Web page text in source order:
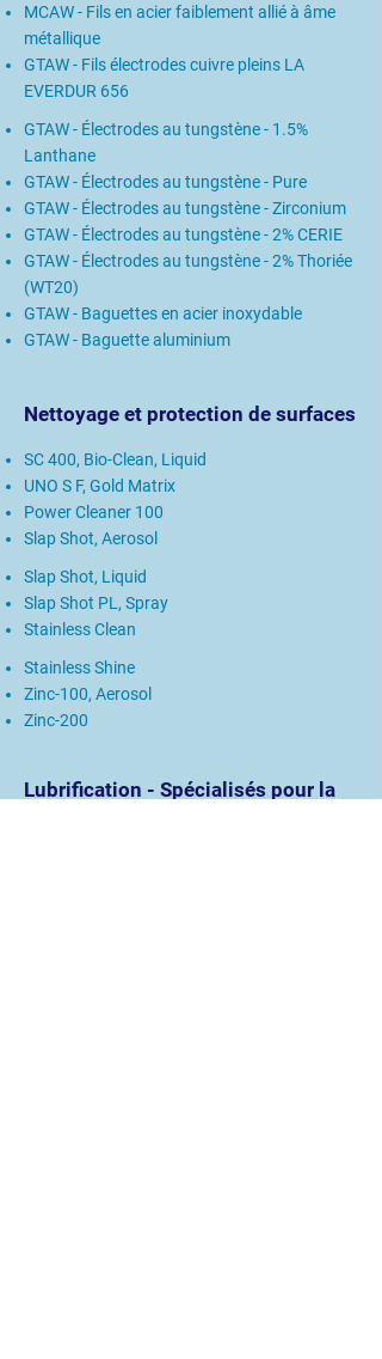
MCAW - Fils en acier faiblement allié à âme
métallique
GTAW - Fils électrodes cuivre pleins LA
EVERDUR 656
GTAW - Électrodes au tungstène - 1.5%
Lanthane
GTAW - Électrodes au tungstène - Pure
GTAW - Électrodes au tungstène - Zirconium
GTAW - Électrodes au tungstène - 2% CERIE
GTAW - Électrodes au tungstène - 2% Thoriée
(WT20)
GTAW - Baguettes en acier inoxydable
GTAW - Baguette aluminium
Nettoyage et protection de surfaces
SC 400, Bio-Clean, Liquid
UNO S F, Gold Matrix
Power Cleaner 100
Slap Shot, Aerosol
Slap Shot, Liquid
Slap Shot PL, Spray
Stainless Clean
Stainless Shine
Zinc-100, Aerosol
Zinc-200
Lubrification - Spécialisés pour la